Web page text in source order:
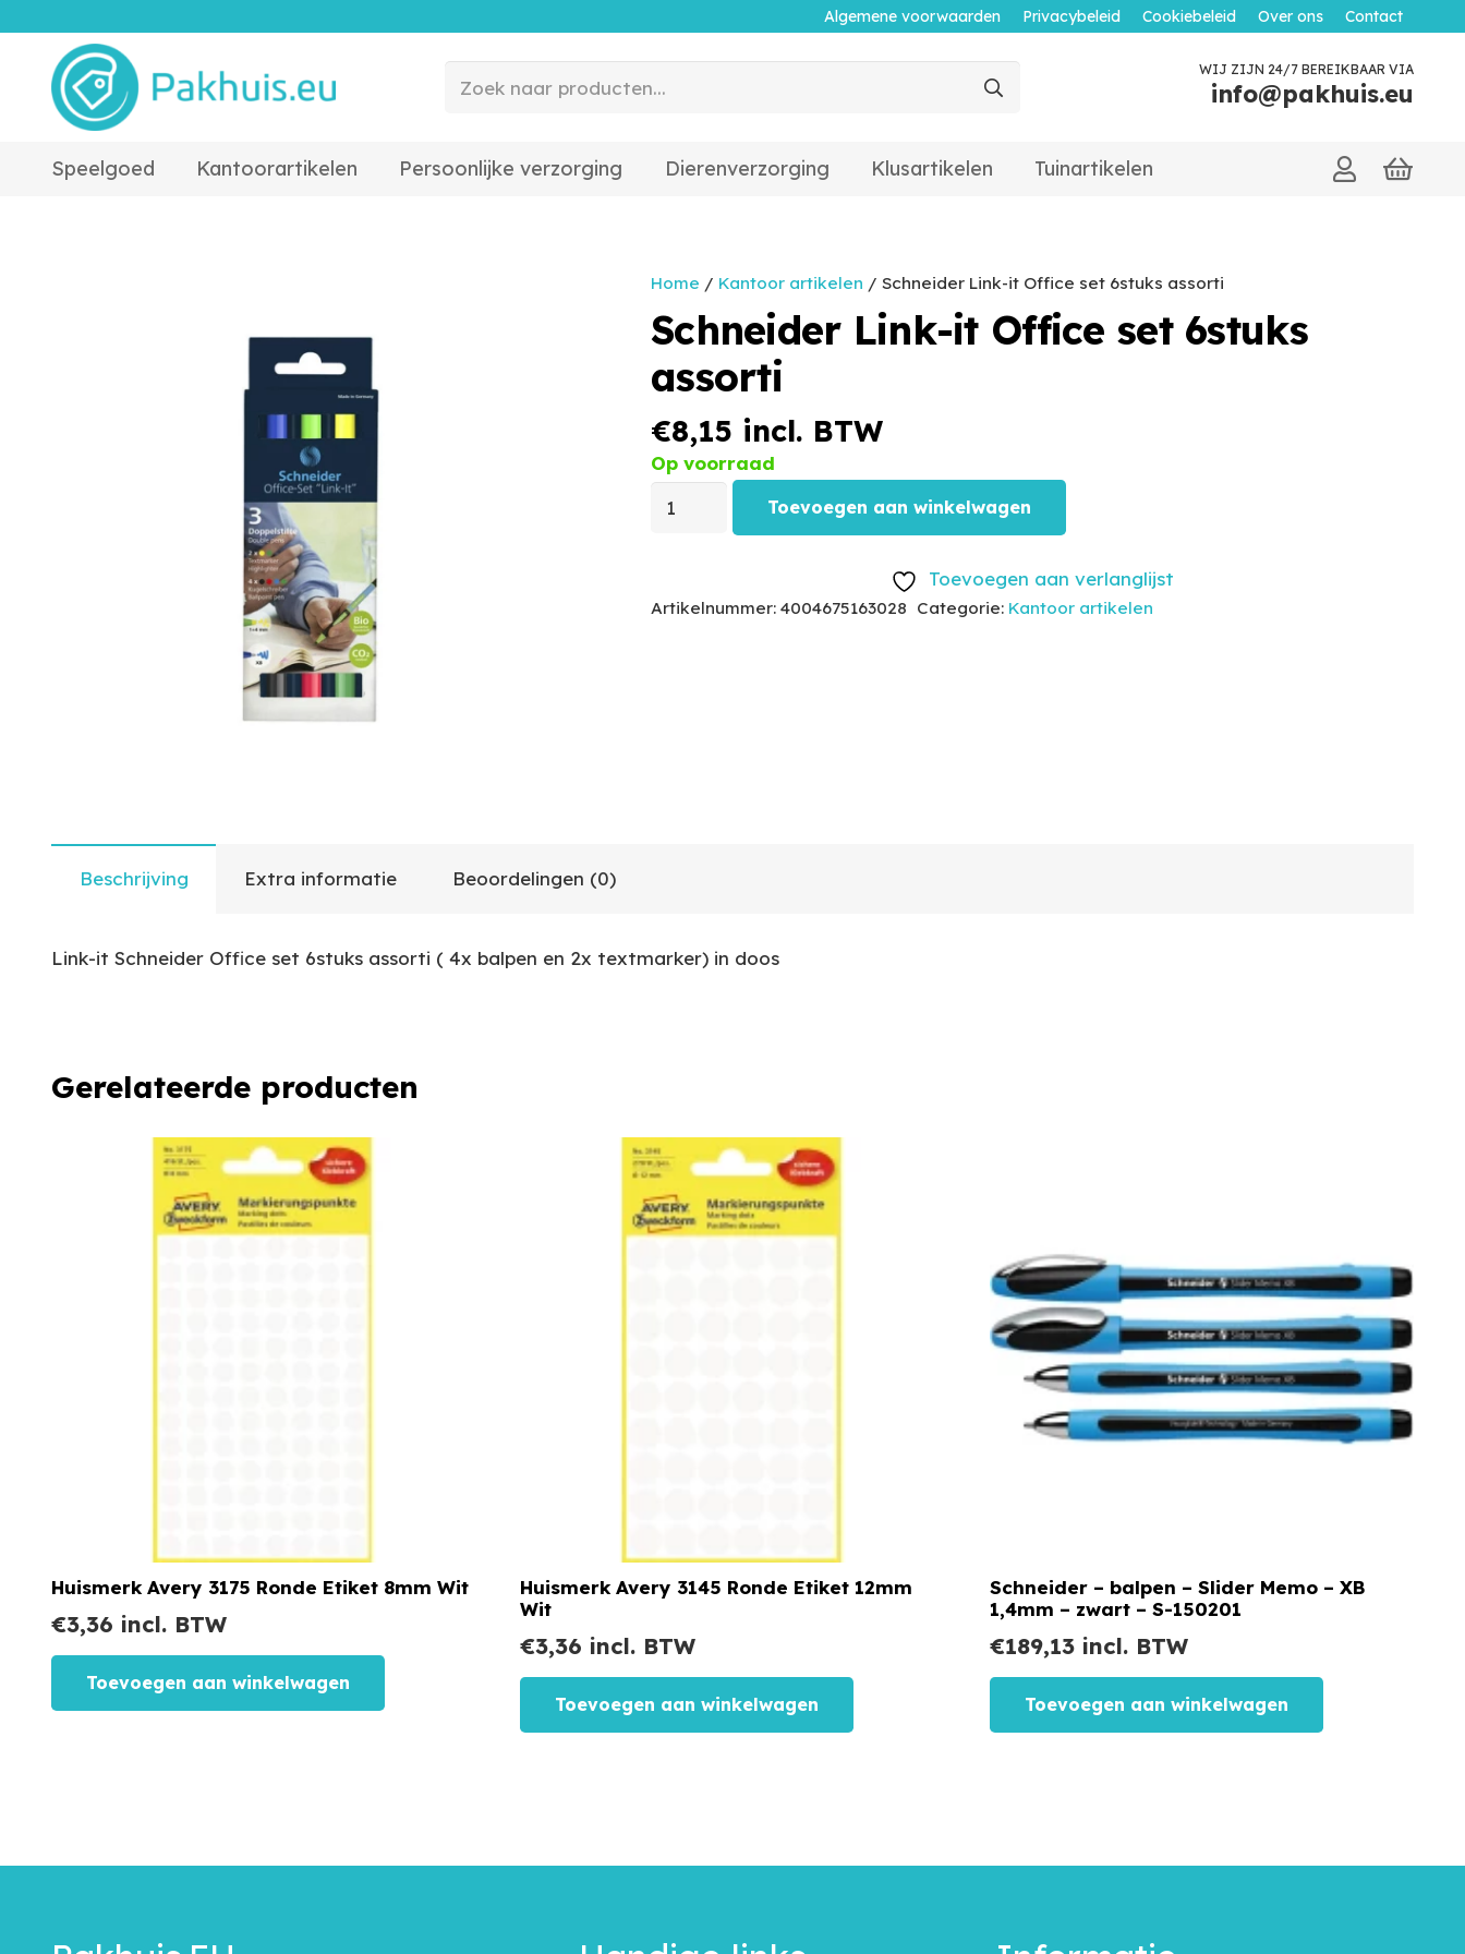
Algemene voorwaarden Privacybeleid Cookiebeleid Over ons Contact
WIJ ZIJN 24/7 BEREIKBAAR VIA
info@pakhuis.eu
Speelgoed Kantoorartikelen Persoonlijke verzorging Dierenverzorging Klusartikelen Tuinartikelen
Home / Kantoor artikelen / Schneider Link-it Office set 6stuks assorti
Schneider Link-it Office set 6stuks
assorti
€8,15 incl. BTW
Op voorraad
Toevoegen aan winkelwagen
Toevoegen aan verlanglijst
Artikelnummer: 4004675163028 Categorie: Kantoor artikelen
Beschrijving Extra informatie Beoordelingen (0)
Link-it Schneider Office set 6stuks assorti ( 4x balpen en 2x textmarker) in doos
Gerelateerde producten
Huismerk Avery 3175 Ronde Etiket 8mm Wit
€3,36 incl. BTW
Toevoegen aan winkelwagen
Huismerk Avery 3145 Ronde Etiket 12mm
Wit
€3,36 incl. BTW
Toevoegen aan winkelwagen
Schneider – balpen – Slider Memo – XB
1,4mm – zwart – S-150201
€189,13incl. BTW
Toevoegen aan winkelwagen